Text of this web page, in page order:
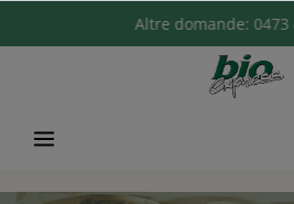
Altre domande: 0473